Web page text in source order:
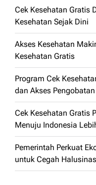
Cek Kesehatan Gratis
Kesehatan Sejak Dini
Akses Kesehatan
Kesehatan Gratis
Program Cek
dan Akses Pengobatan
Cek Kesehatan Gratis
Menuju Indonesia
Pemerintah Perkuat
untuk Cegah